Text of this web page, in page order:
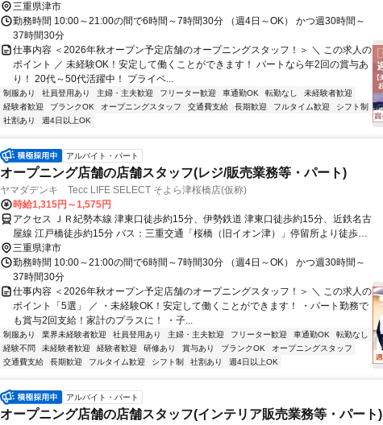
分、もしくは三重交通「三交ホーム前」停留所より徒歩8分 ★秋には同敷地内にイ
オンのショッピングセンター『そよら津桜橋』もオープン予定なので、仕事帰りの
お買い物も大変便利です！
三重県津市
勤務時間 10:00～21:00の間で6時間～7時間30分 （週4日～OK） かつ週30時間～
37時間30分
仕事内容 ＜2026年秋オープン予定店舗のオープニングスタッフ！＞ ＼ この求人の
ポイント ／ 未経験OK！安定して働くことができます！ パートなら年2回の賞与あ
り！ 20代～50代活躍中！ プライベ...
制服あり 社員登用あり 主婦・主夫歓迎 フリーター歓迎 車通勤OK 転勤なし
未経験者歓迎
経験者歓迎
ブランクOK オープニングスタッフ 交通費支給 長期歓迎 フルタイム歓迎
シフト制
社割あり
週4日以上OK
アルバイト・パート
オープニング店舗の店舗スタッフ(レジ/販売業務等・パート)
ヤマダデンキ Tecc LIFE SELECT そよら津桜橋店(仮称)
時給1,315円～1,575円
アクセス ＪＲ紀勢本線 津東口徒歩約15分、伊勢鉄道 津東口徒歩約15分、近鉄名古
屋線 江戸橋徒歩約15分 バス：三重交通「桜橋（旧イオン津）」停留所より徒歩3
分、もしくは三重交通「三交ホーム前」停留所より徒歩8分 ★秋には同敷地内にイ
オンのショッピングセンター『そよら津桜橋』もオープン予定なので、仕事帰りの
お買い物も大変便利です！
三重県津市
勤務時間 10:00～21:00の間で6時間～7時間30分 （週4日～OK） かつ週30時間～
37時間30分
仕事内容 ＜2026年秋オープン予定店舗のオープニングスタッフ！＞ ＼ この求人の
ポイント「5選」 ／ ・未経験OK！安定して働くことができます！ ・パート勤務で
も賞与2回支給！家計のプラスに！ ・子...
制服あり 業界未経験者歓迎 社員登用あり 主婦・主夫歓迎 フリーター歓迎 車通勤OK
転勤なし
経験不問
未経験者歓迎 経験者歓迎 研修あり 賞与あり ブランクOK
オープニングスタッフ
交通費支給
長期歓迎 フルタイム歓迎 シフト制 社割あり 週4日以上OK
アルバイト・パート
オープニング店舗の店舗スタッフ(インテリア販売業務等・パート)